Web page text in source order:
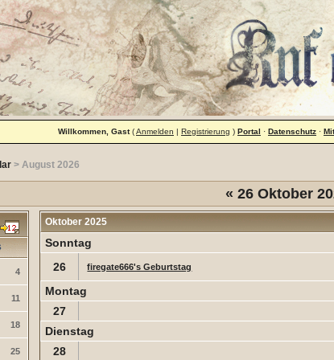
Willkommen, Gast(Anmelden | Registrierung ) Portal · Datenschutz·
> August 2026
« 26 Oktober
4
11
18
25
Oktober 2025
Sonntag
26
firegate666's Geburtstag
Montag
27
Dienstag
28